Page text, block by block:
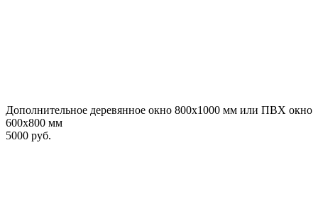
Дополнительное деревянное окно 800х1000 мм или ПВХ окно
600х800 мм
5000 руб.